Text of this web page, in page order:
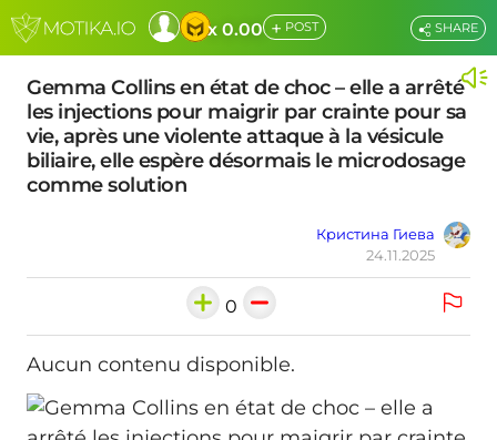
x 0.00 + POST
Gemma Collins en état de choc – elle a arrêté
les injections pour maigrir par crainte pour sa
vie, après une violente attaque à la vésicule
biliaire, elle espère désormais le microdosage
comme solution
Кристина Гиева
24.11.2025
SHARE
0
Aucun contenu disponible.